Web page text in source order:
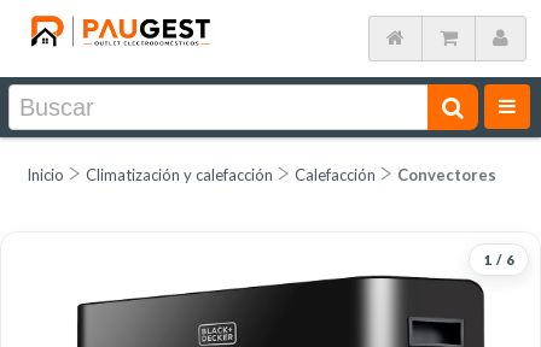
Inicio Climatización y calefacción Calefacción Convectores
1 / 6